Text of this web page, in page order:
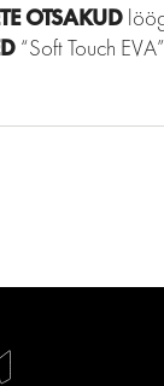
OTSAKUD
“Soft Touch